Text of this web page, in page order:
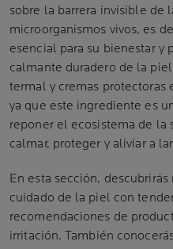
sobre la barrera invisible de
microorganismos vivos, es
esencial para su bienestar y
calmante duradero de la
termal y cremas protectoras
ya que este ingrediente es
reponer el ecosistema de la
calmar, proteger y aliviar a
En esta sección,
cuidado de la piel con
recomendaciones de
irritación. También